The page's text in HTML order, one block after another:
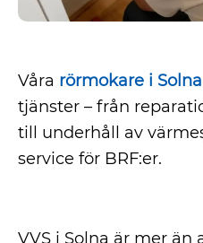
Våra rörmokare i Solna
tjänster – från
till underhåll av
service för BRF:er.
VVS i Solna är mer än